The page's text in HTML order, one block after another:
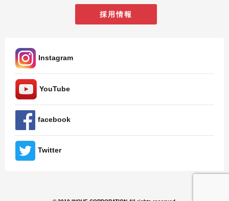
採用情報
Instagram
YouTube
facebook
Twitter